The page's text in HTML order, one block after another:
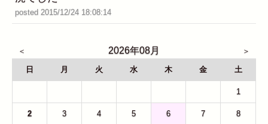
posted 2015/12/24 18:08:14
2026年08月
日 月 火 水 木 金 土
1
2 3 4 5 6 7 8